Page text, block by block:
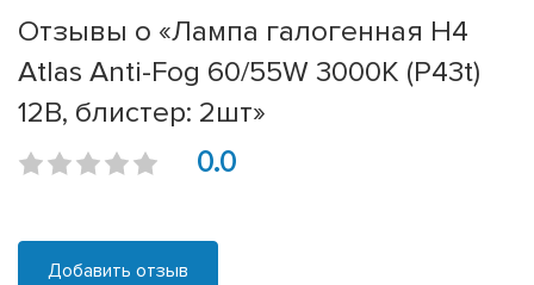
Отзывы о «Лампа галогенная H4
Atlas Anti-Fog 60/55W 3000K (P43t)
12В, блистер: 2шт»
0.0
Добавить отзыв